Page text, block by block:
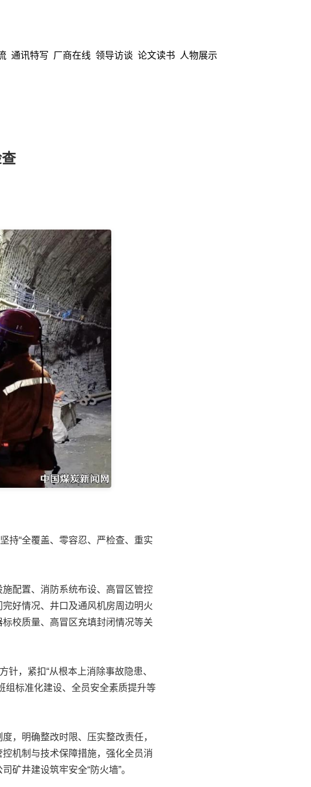
通讯特写 厂商在线 领导访谈 论文读书
人物展示
“全覆盖、零容忍、严检查、重实
配置、消防系统布设、高冒区管控
好情况、井口及通风机房周边明火
校质量、高冒区充填封闭情况等关
，紧扣“从根本上消除事故隐患、
组标准化建设、全员安全素质提升等
明确整改时限、压实整改责任，
机制与技术保障措施，强化全员消
矿井建设筑牢安全“防火墙”。